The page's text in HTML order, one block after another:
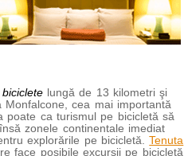
lungă de 13 kilometri şi
cea mai importantă
poate ca turismul pe bicicletă să
zonele continentale imediat
explorările pe bicicletă.Tenuta
face posibile excursii pe bicicletă